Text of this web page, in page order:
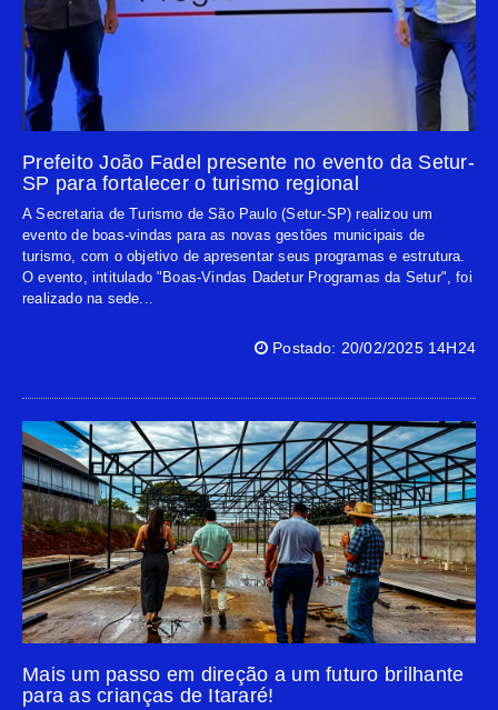
Prefeito João Fadel presente no evento da Setur-
SP para fortalecer o turismo regional
A Secretaria de Turismo de São Paulo (Setur-SP) realizou um
evento de boas-vindas para as novas gestões municipais de
turismo, com o objetivo de apresentar seus programas e estrutura.
O evento, intitulado "Boas-Vindas Dadetur Programas da Setur", foi
realizado na sede...
Postado: 20/02/2025 14H24
Mais um passo em direção a um futuro brilhante
para as crianças de Itararé!